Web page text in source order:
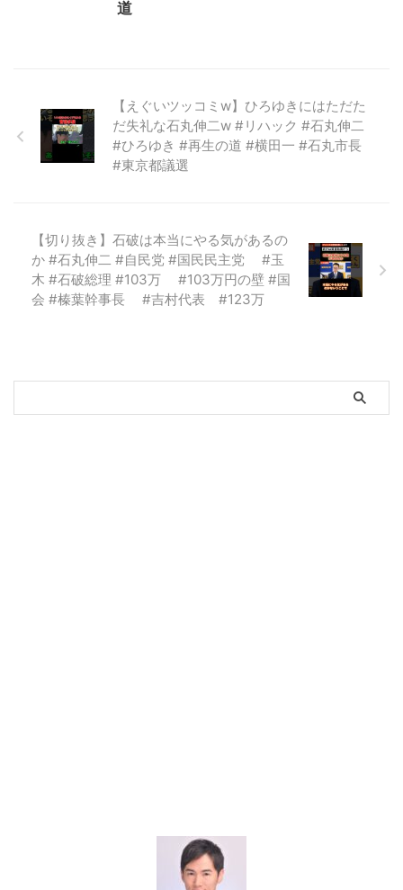
道
【えぐいツッコミw】ひろゆきにはただた
だ失礼な石丸伸二w #リハック #石丸伸二
#ひろゆき #再生の道 #横田一 #石丸市長
#東京都議選
【切り抜き】石破は本当にやる気があるの
か #石丸伸二 #自民党 #国民民主党 #玉
木 #石破総理 #103万 #103万円の壁 #国
会 #榛葉幹事長 #吉村代表 #123万